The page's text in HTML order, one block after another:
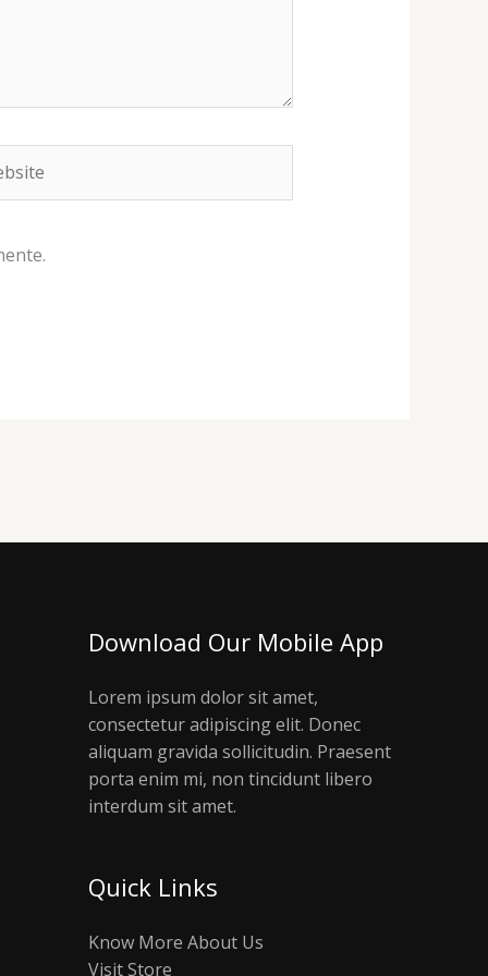
Download Our Mobile App
Lorem ipsum dolor sit amet,
consectetur adipiscing elit. Donec
aliquam gravida sollicitudin. Praesent
porta enim mi, non tincidunt libero
interdum sit amet.
Quick Links
Know More About Us
Visit Store